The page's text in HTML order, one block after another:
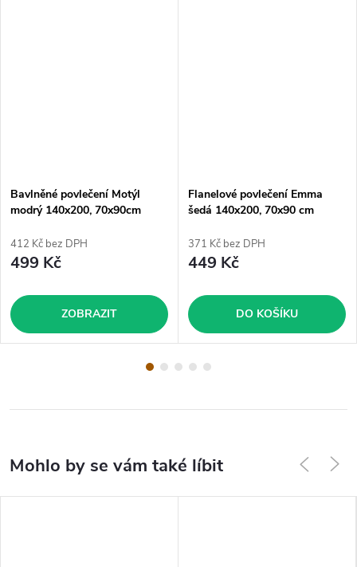
Bavlněné povlečení Motýl
modrý 140x200, 70x90cm
412 Kč bez DPH
499 Kč
ZOBRAZIT
Flanelové povlečení Emma
šedá 140x200, 70x90 cm
371 Kč bez DPH
449 Kč
DO KOŠÍKU